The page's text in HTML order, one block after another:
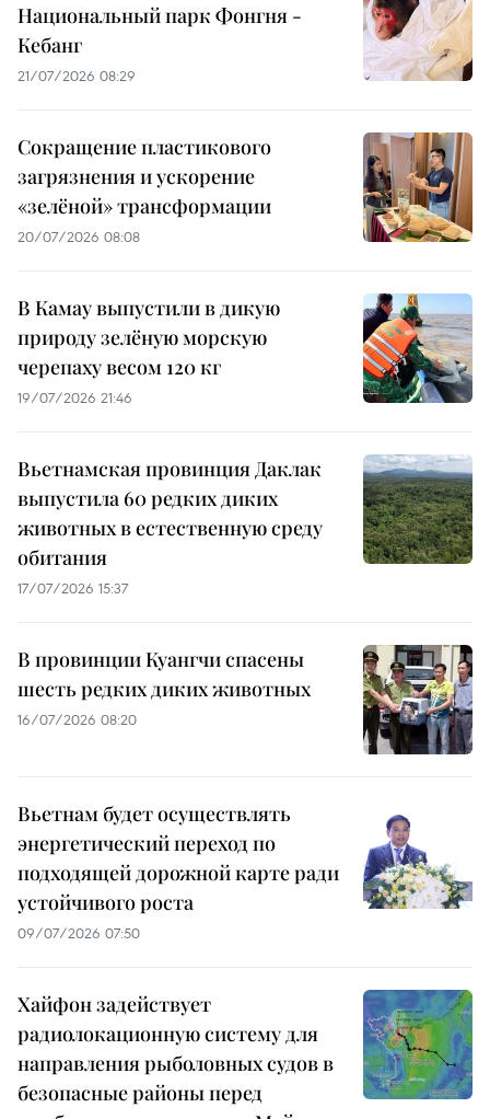
Национальный парк Фонгня -
Кебанг
21/07/2026 08:29
Сокращение пластикового
загрязнения и ускорение
«зелёной» трансформации
20/07/2026 08:08
В Камау выпустили в дикую
природу зелёную морскую
черепаху весом 120 кг
19/07/2026 21:46
Вьетнамская провинция Даклак
выпустила 60 редких диких
животных в естественную среду
обитания
17/07/2026 15:37
В провинции Куангчи спасены
шесть редких диких животных
16/07/2026 08:20
Вьетнам будет осуществлять
энергетический переход по
подходящей дорожной карте ради
устойчивого роста
09/07/2026 07:50
Хайфон задействует
радиолокационную систему для
направления рыболовных судов в
безопасные районы перед